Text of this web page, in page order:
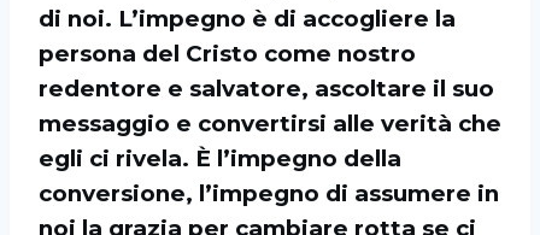
di noi. L’impegno è di accogliere la
persona del Cristo come nostro
redentore e salvatore, ascoltare il suo
messaggio e convertirsi alle verità che
egli ci rivela. È l’impegno della
conversione, l’impegno di assumere in
noi la grazia per cambiare rotta se ci